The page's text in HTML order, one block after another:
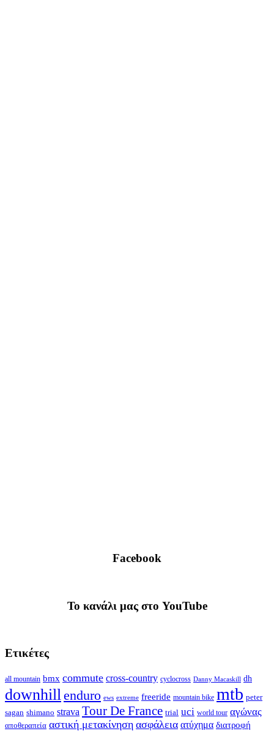
Facebook
To κανάλι μας στο YouTube
Ετικέτες
all mountain bmx commute cross-country cyclocross Danny Macaskill dh
downhillenduro ews extreme freeride mountain bike mtb peter
sagan shimano strava Tour De France trial uci world tour αγώνας
αποθεραπεία αστική μετακίνηση ασφάλεια ατύχημα διατροφή